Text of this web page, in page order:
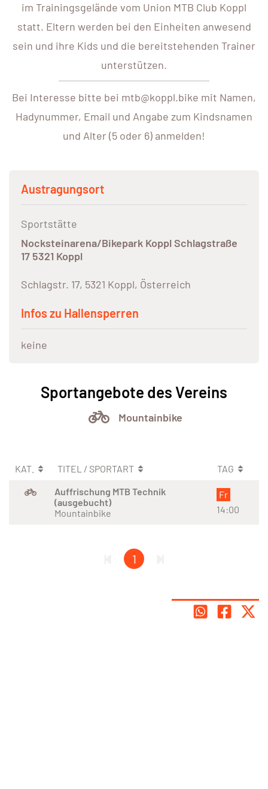
im Trainingsgelände vom Union MTB Club Koppl
statt. Eltern werden bei den Einheiten anwesend
sein und ihre Kids und die bereitstehenden Trainer
unterstützen.
Bei Interesse bitte bei mtb@koppl.bike mit Namen,
Hadynummer, Email und Angabe zum Kindsnamen
und Alter (5 oder 6) anmelden!
Austragungsort
Sportstätte
Nocksteinarena/Bikepark Koppl Schlagstraße
17 5321 Koppl
Schlagstr. 17, 5321 Koppl, Österreich
Infos zu Hallensperren
keine
Sportangebote des Vereins
Mountainbike
KAT. TITEL / SPORTART
TAG
Auffrischung MTB Technik
(ausgebucht)
Mountainbike
Fr
14:00
1